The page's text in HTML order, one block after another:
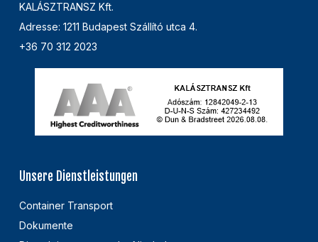
KALÁSZTRANSZ Kft.
Adresse: 1211 Budapest Szállító utca 4.
+36 70 312 2023
Unsere Dienstleistungen
Container Transport
Dokumente